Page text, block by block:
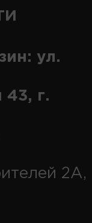
ул.
43, г.
2А,